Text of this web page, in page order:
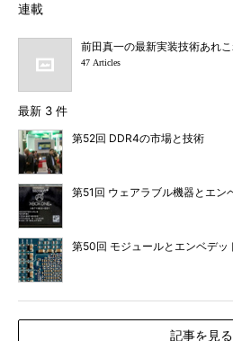
連載
前田真一の最新実装技術あれ
47 Articles
最新 3 件
第52回 DDR4の市場と技術
第51回 ウェアラブル機器とエン
第50回 モジュールとエンベデッ
記事を見る